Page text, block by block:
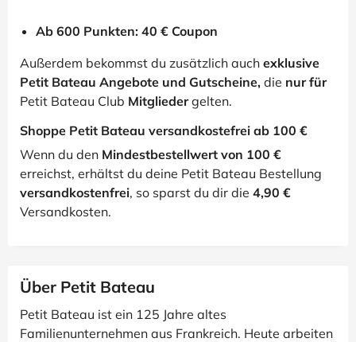
Ab 600 Punkten: 40 € Coupon
Außerdem bekommst du zusätzlich auch exklusive
Petit Bateau Angebote und Gutscheine, die nur für
Petit Bateau Club Mitgliedergelten.
Shoppe Petit Bateau versandkostefrei ab 100 €
Wenn du den Mindestbestellwert von 100 €
erreichst, erhältst du deine Petit Bateau Bestellung
versandkostenfrei, so sparst du dir die 4,90 €
Versandkosten.
Über Petit Bateau
Petit Bateau ist ein 125 Jahre altes
Familienunternehmen aus Frankreich. Heute arbeiten